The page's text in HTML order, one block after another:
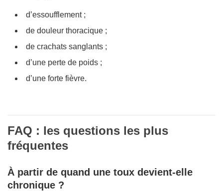
d’essoufflement ;
de douleur thoracique ;
de crachats sanglants ;
d’une perte de poids ;
d’une forte fièvre.
FAQ : les questions les plus
fréquentes
À partir de quand une toux devient-elle
chronique ?